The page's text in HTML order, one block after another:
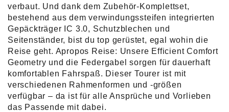
verbaut. Und dank dem Zubehör-Komplettset,
bestehend aus dem verwindungssteifen integrierten
Gepäckträger IC 3.0, Schutzblechen und
Seitenständer, bist du top gerüstet, egal wohin die
Reise geht. Apropos Reise: Unsere Efficient Comfort
Geometry und die Federgabel sorgen für dauerhaft
komfortablen Fahrspaß. Dieser Tourer ist mit
verschiedenen Rahmenformen und -größen
verfügbar – da ist für alle Ansprüche und Vorlieben
das Passende mit dabei.